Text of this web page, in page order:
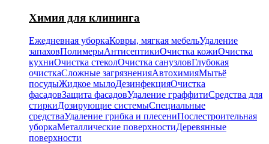
Химия для клининга
Ежедневная уборкаКовры, мягкая мебельУдаление
запаховПолимерыАнтисептикиОчистка кожиОчистка
кухниОчистка стеколОчистка санузловГлубокая
очисткаСложные загрязненияАвтохимияМытьё
посудыЖидкое мылоДезинфекцияОчистка
фасадовЗащита фасадовУдаление граффитиСредства для
стиркиДозирующие системыСпециальные
средстваУдаление грибка и плесениПослестроительная
уборкаМеталлические поверхностиДеревянные
поверхности